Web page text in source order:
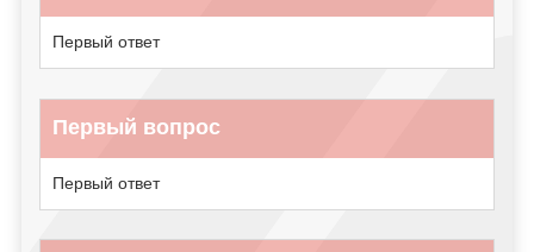
Первый ответ
Первый вопрос
Первый ответ